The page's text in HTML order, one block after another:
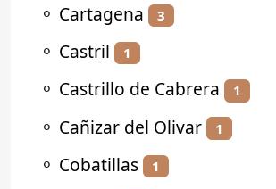
⚬ Cartagena 3
⚬ Castril 1
⚬ Castrillo de Cabrera 1
⚬ Cañizar del Olivar 1
⚬ Cobatillas 1